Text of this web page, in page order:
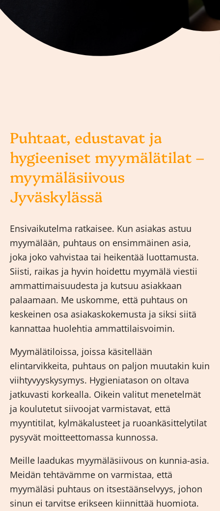
Puhtaat, edustavat ja
hygieeniset myymälätilat –
myymäläsiivous
Jyväskylässä
Ensivaikutelma ratkaisee. Kun asiakas astuu
myymälään, puhtaus on ensimmäinen asia,
joka joko vahvistaa tai heikentää luottamusta.
Siisti, raikas ja hyvin hoidettu myymälä viestii
ammattimaisuudesta ja kutsuu asiakkaan
palaamaan. Me uskomme, että puhtaus on
keskeinen osa asiakaskokemusta ja siksi siitä
kannattaa huolehtia ammattilaisvoimin.
Myymälätiloissa, joissa käsitellään
elintarvikkeita, puhtaus on paljon muutakin kuin
viihtyvyyskysymys. Hygieniatason on oltava
jatkuvasti korkealla. Oikein valitut menetelmät
ja koulutetut siivoojat varmistavat, että
myyntitilat, kylmäkalusteet ja ruoankäsittelytilat
pysyvät moitteettomassa kunnossa.
Meille laadukas myymäläsiivous on kunnia-asia.
Meidän tehtävämme on varmistaa, että
myymäläsi puhtaus on itsestäänselvyys, johon
sinun ei tarvitse erikseen kiinnittää huomiota.